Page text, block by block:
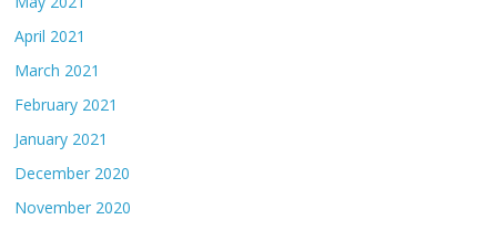
April 2021
March 2021
February 2021
January 2021
December 2020
November 2020